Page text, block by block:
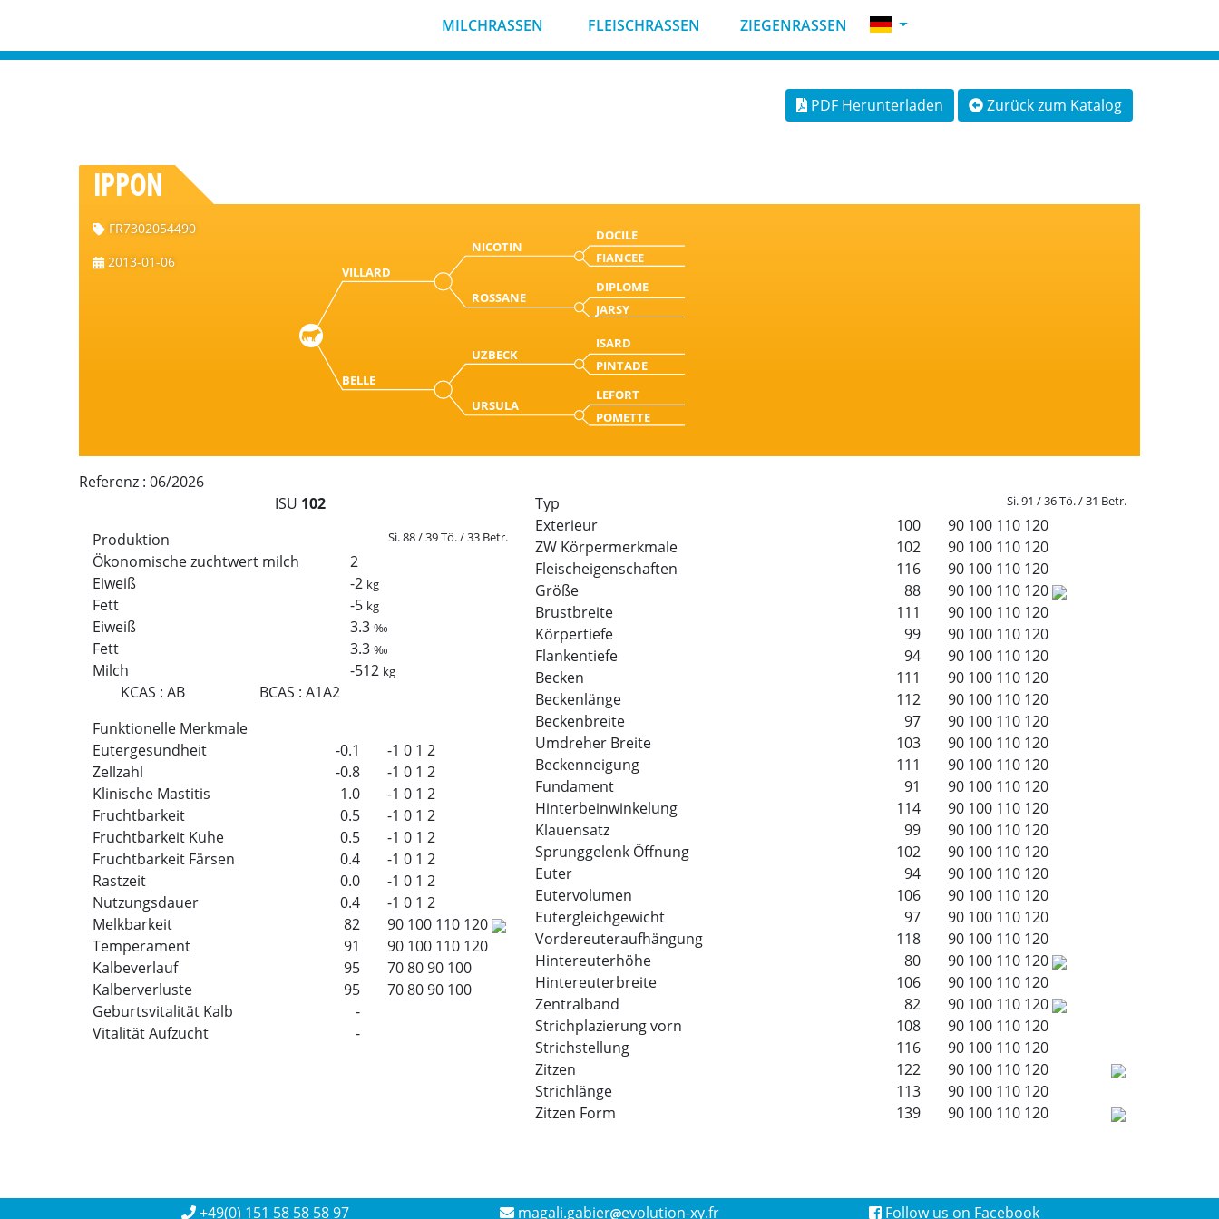
MILCHRASSEN FLEISCHRASSEN ZIEGENRASSEN
PDF Herunterladen Zurück zum Katalog
IPPON
FR7302054490
2013-01-06
VILLARD
NICOTIN
DOCILE
FIANCEE
ROSSANE
DIPLOME
JARSY
BELLE
UZBECK
ISARD
PINTADE
URSULA
LEFORT
POMETTE
Referenz : 06/2026
ISU 102
Produktion
Si. 88 / 39 Tö. / 33 Betr.
Ökonomische zuchtwert milch
2
Eiweiß
-2 kg
Fett -5 kg
Eiweiß 3.3‰
Fett 3.3‰
Milch -512 kg
KCAS : AB BCAS :A1A2
Funktionelle Merkmale
Eutergesundheit
-0.1 -1 0 1 2
Zellzahl
-0.8 -1 0 1 2
Klinische Mastitis
1.0 -1 0 1 2
Fruchtbarkeit
0.5 -1 0 1 2
Fruchtbarkeit Kuhe
0.5 -1 0 1 2
Fruchtbarkeit Färsen
0.4 -1 0 1 2
Rastzeit
0.0 -1 0 1 2
Nutzungsdauer
0.4 -1 0 1 2
Melkbarkeit
82 90 100 110 120
Temperament
91 90 100 110 120
Kalbeverlauf
95 708090 100
Kalberverluste
95 708090 100
Geburtsvitalität Kalb
-
Vitalität Aufzucht
-
Typ Si. 91 / 36 Tö. / 31 Betr.
Exterieur 100 90 100 110 120
ZW Körpermerkmale
102 90 100 110 120
Fleischeigenschaften
116 90 100 110 120
Größe
88 90 100 110 120
Brustbreite
111 90 100 110 120
Körpertiefe
99 90 100 110 120
Flankentiefe
94 90 100 110 120
Becken
111 90 100 110 120
Beckenlänge
112 90 100 110 120
Beckenbreite
97 90 100 110 120
Umdreher Breite
103 90 100 110 120
Beckenneigung
111 90 100 110 120
Fundament
91 90 100 110 120
Hinterbeinwinkelung
114 90 100 110 120
Klauensatz
99 90 100 110 120
Sprunggelenk Öffnung
102 90 100 110 120
Euter
94 90 100 110 120
Eutervolumen
106 90 100 110 120
Eutergleichgewicht
97 90 100 110 120
Vordereuteraufhängung
118 90 100 110 120
Hintereuterhöhe
80 90 100 110 120
Hintereuterbreite
106 90 100 110 120
Zentralband
82 90 100 110 120
Strichplazierung vorn
108 90 100 110 120
Strichstellung
116 90 100 110 120
Zitzen
122 90 100 110 120
Strichlänge
113 90 100 110 120
Zitzen Form
139 90 100 110 120
+49(0) 151 58 58 58 97 magali.gabier evolution-xy.fr Follow us on Facebook